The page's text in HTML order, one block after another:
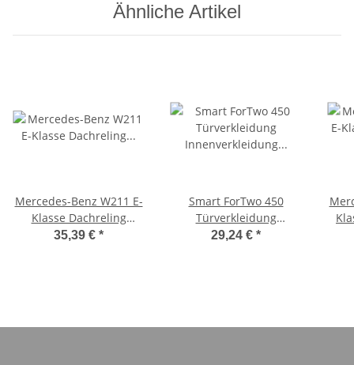
Ähnliche Artikel
Mercedes-Benz W211 E-
Klasse Dachreling
Gepäckträger rechts
35,39 € *
Smart ForTwo 450
Türverkleidung
Innenverkleidung links
29,24 € *